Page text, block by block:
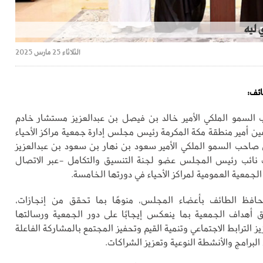
ليه
الثلاثاء 25 مارس 2025
الملكي الأمير خالد بن فيصل بن عبدالعزيز مستشار خادم
أمير منطقة مكة المكرمة رئيس مجلس إدارة جمعية مراكز الأحياء
صاحب السمو الملكي الأمير سعود بن نهار بن سعود بن عبدالعزيز
رئيس المجلس عضو لجنة التنسيق والتكامل -عبر الاتصال
العمومية لمراكز الأحياء في دورتها الخامسة.
الطائف بأعضاء المجلس، منوهًا بما تحقق من إنجازات،
أهداف الجمعية بما ينعكس إيجابًا على دور الجمعية ورسالتها
الترابط الاجتماعي وتنمية القيم وتحفيز المجتمع بالمشاركة الفاعلة
والأنشطة النوعية وتعزيز الشراكات.